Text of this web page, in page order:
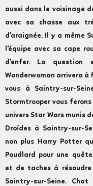
aussi dans le voisinage
avec sa chasse aux
d'araignée. Il y a même
l'équipe avec sa cape
d'enfer. La question
Wonderwoman arrivera à
vous à Saintry-sur-
Stormtrooper vous
univers Star Wars munis
Droïdes à Saintry-sur-
non plus Harry Potter
Poudlard pour une quête
et de taches à résoudre
Saintry-sur-Seine.